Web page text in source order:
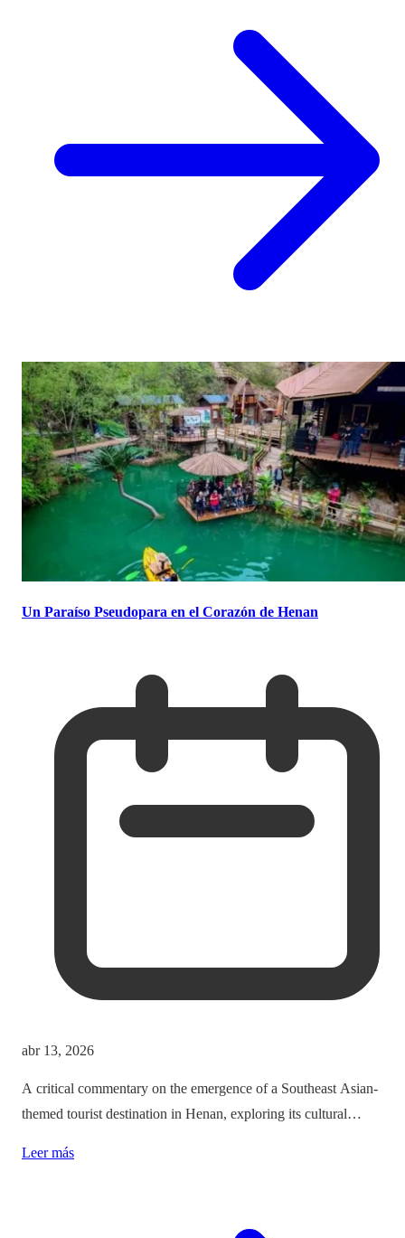
Un Paraíso Pseudopara en el Corazón de Henan
abr 13, 2026
A critical commentary on the emergence of a Southeast Asian-
themed tourist destination in Henan, exploring its cultural
Leer más